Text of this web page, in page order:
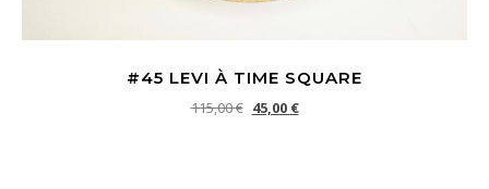
#45 LEVI À TIME SQUARE
115,00€ Le prix initial était : 115,00 €.
45,00 €Le prix actuel est : 45,00 €.